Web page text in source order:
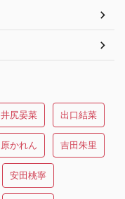
井尻晏菜 出口結菜
原かれん 吉田朱里
安田桃寧